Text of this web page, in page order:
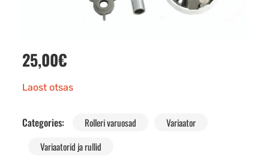
25,00€
Laost otsas
Categories: Rolleri varuosad
Variaator
Variaatorid ja rullid